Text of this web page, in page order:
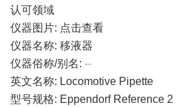
认可领域
仪器图片: 点击查看
仪器名称: 移液器
仪器俗称/别名: --
英文名称: Locomotive Pipette
型号规格: Eppendorf Reference 2